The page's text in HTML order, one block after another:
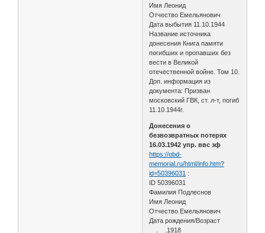
Имя Леонид
Отчество Емельянович
Дата выбытия 11.10.1944
Название источника
донесения Книга памяти
погибших и пропавших без
вести в Великой
отечественной войне. Том 10.
Доп. информация из
документа: Призван
московский ГВК, ст. л-т, погиб
11.10.1944г.
Донесения о
безвозвратных потерях
16.03.1942 упр. ввс зф
https://obd-
memorial.ru/html/info.htm?
id=50396031 :
ID 50396031
Фамилия Подлеснов
Имя Леонид
Отчество Емельянович
Дата рождения/Возраст
__.__.1918